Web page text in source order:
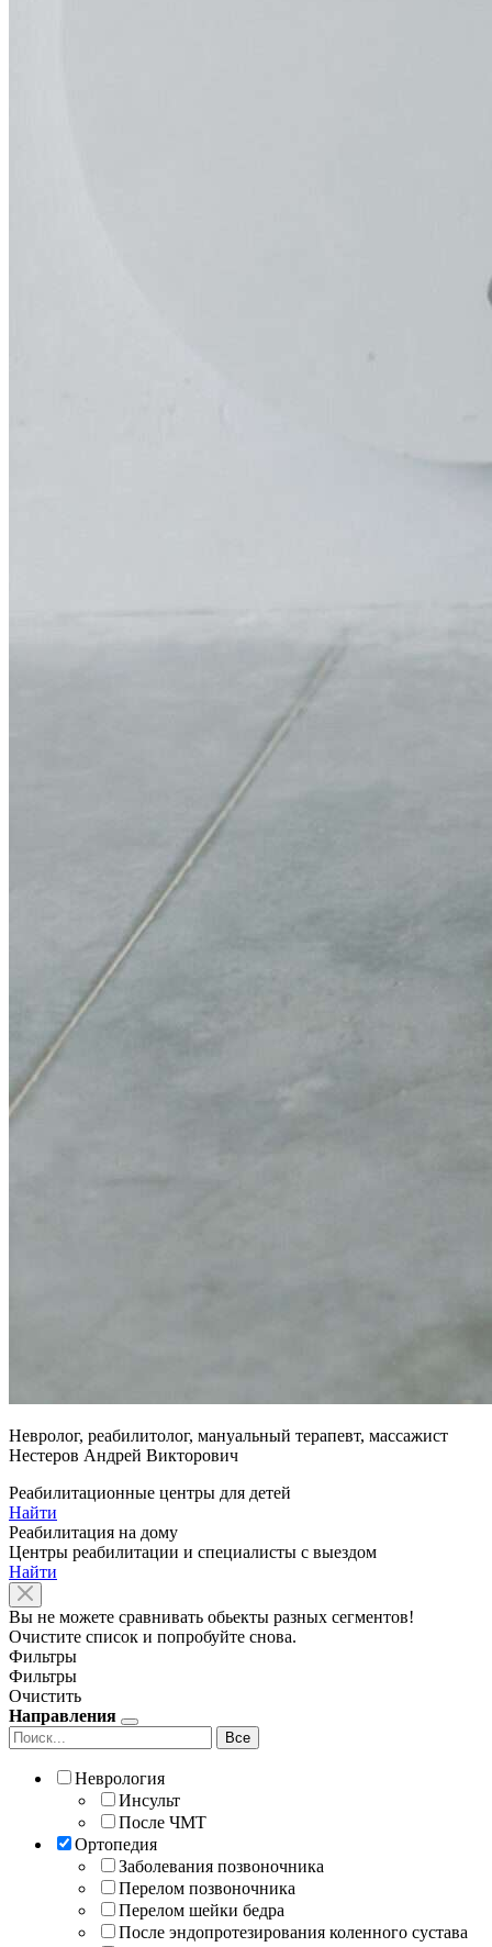
Невролог, реабилитолог, мануальный терапевт, массажист
Нестеров Андрей Викторович
Реабилитационные центры для детей
Найти
Реабилитация на дому
Центры реабилитации и специалисты с выездом
Найти
Вы не можете сравнивать обьекты разных сегментов!
Очистите список и попробуйте снова.
Фильтры
Фильтры
Очистить
Направления
Все
Неврология
Инсульт
После ЧМТ
Ортопедия
Заболевания позвоночника
Перелом позвоночника
Перелом шейки бедра
После эндопротезирования коленного сустава